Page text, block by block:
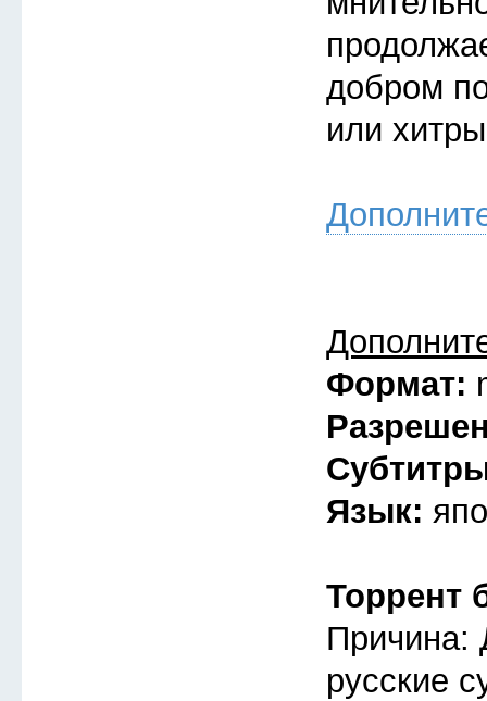
добром
или
Формат:
Язык:
Торрент
Причина:
русские